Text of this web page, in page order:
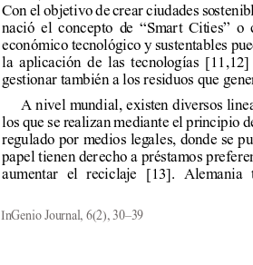
InGenio Journal, 6(2), 30–39
Con el objetivo de crear ciudades sostenib
nació el concepto de “Smart Cities” o
económico tecnológico y sustentables pue
la aplicación de las tecnologías [11,12]
gestionar también a los residuos que
A nivel mundial, existen diversos
los que se realizan mediante el principio
regulado por medios legales, donde se
papel tienen derecho a préstamos
aumentar el reciclaje [13].